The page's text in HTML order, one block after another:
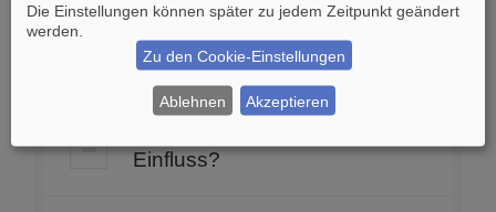
Die Geburt Gottes
Einfluss?
Die Einstellungen können später zu jedem Zeitpunkt geändert
werden.
Zu den Cookie-Einstellungen
Ablehnen Akzeptieren